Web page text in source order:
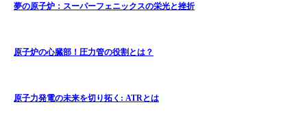
夢の原子炉：スーパーフェニックスの栄光と挫折
原子炉の心臓部！圧力管の役割とは？
原子力発電の未来を切り拓く: ATRとは